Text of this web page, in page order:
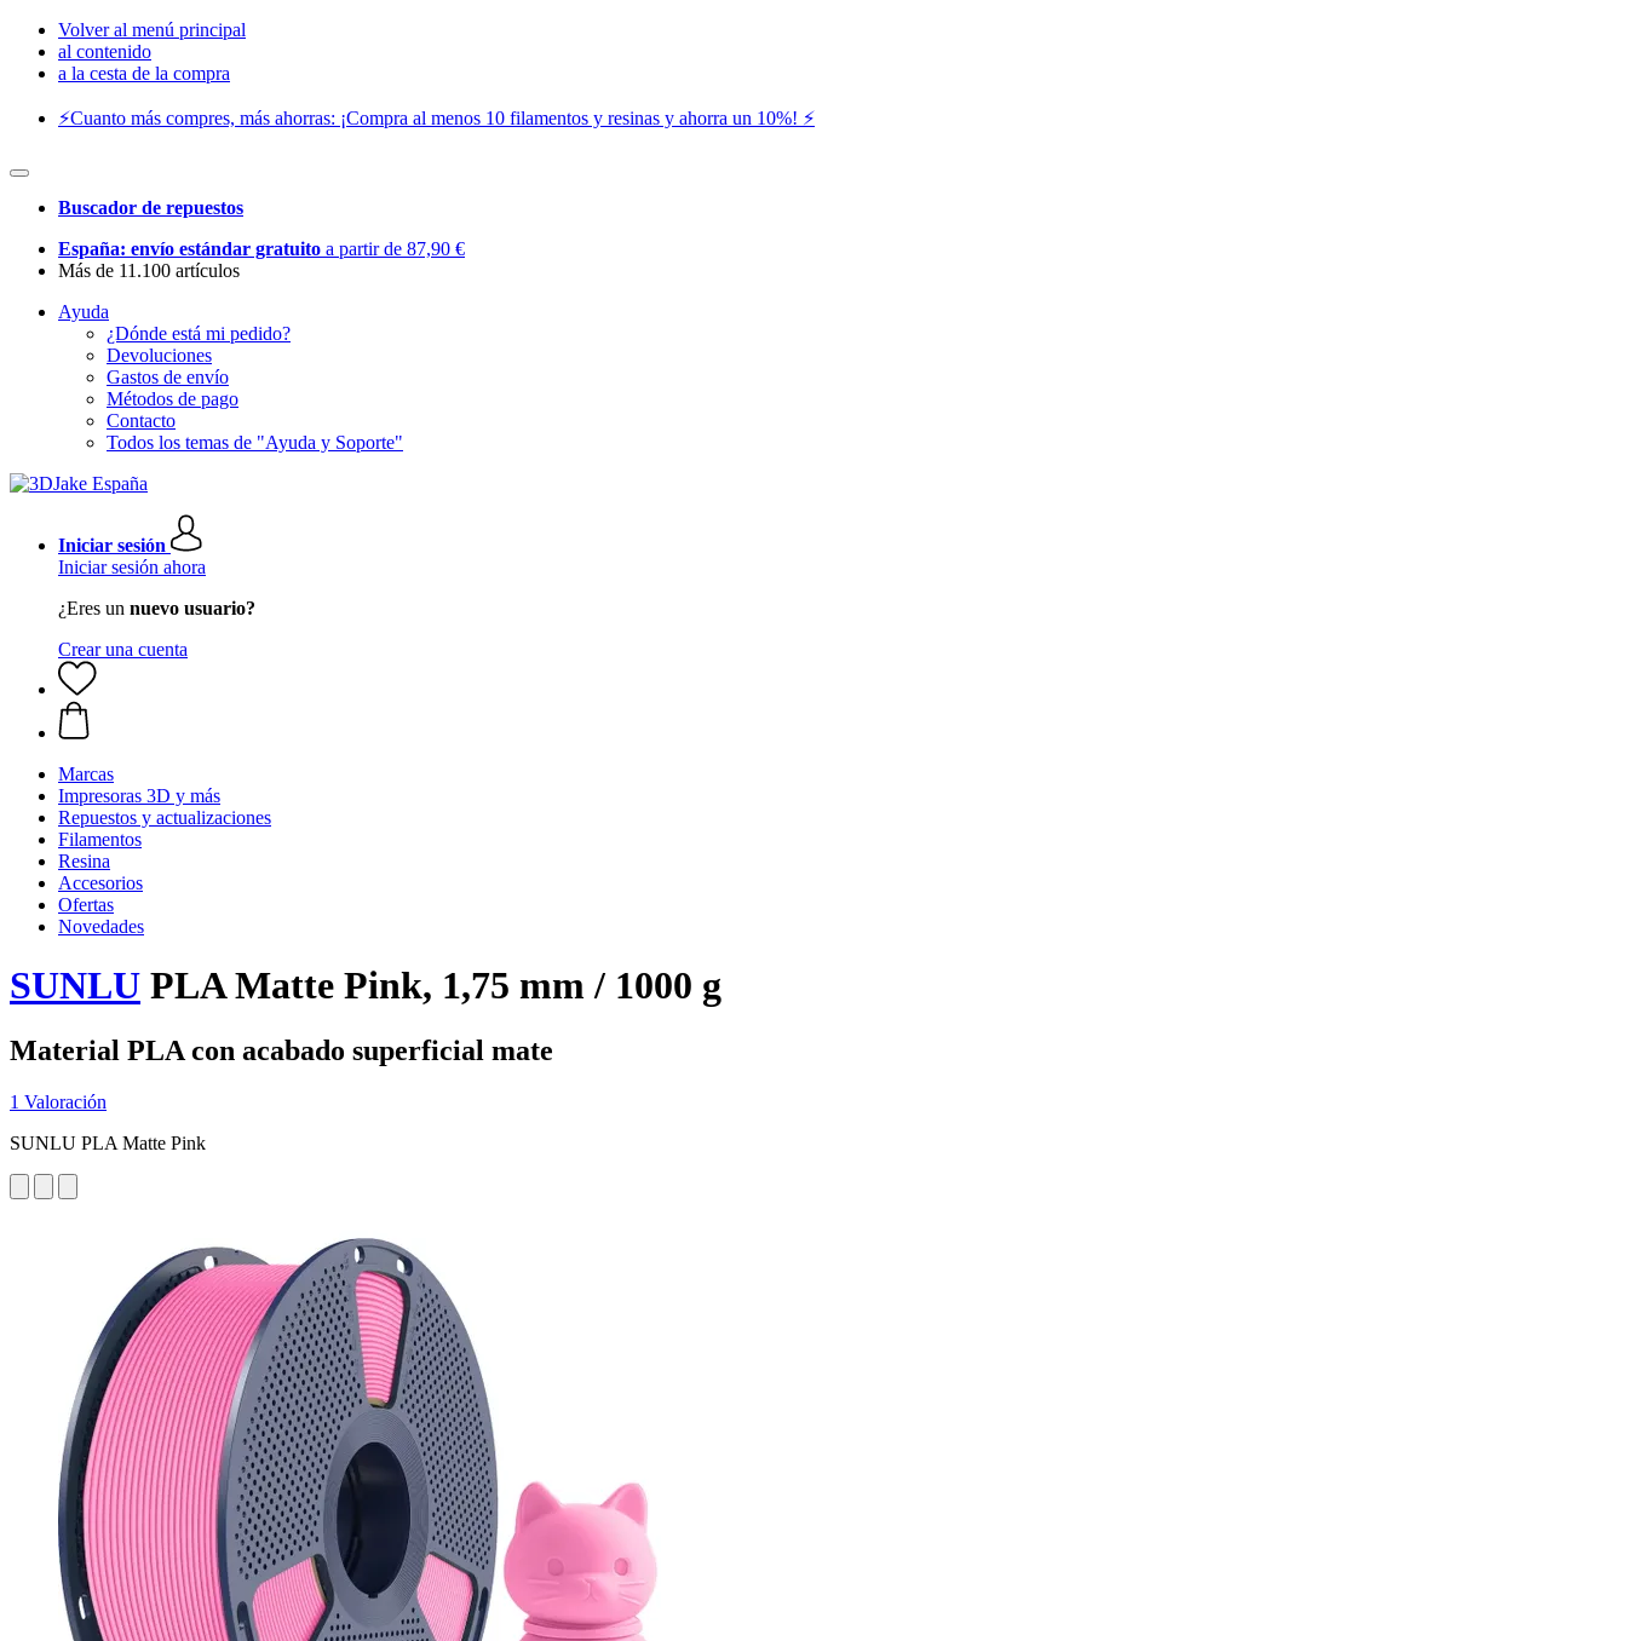
Volver al menú principal
al contenido
a la cesta de la compra
⚡️Cuanto más compres, más ahorras: ¡Compra al menos 10 filamentos y resinas y ahorra un 10%! ⚡️
Buscador de repuestos
España: envío estándar gratuito a partir de 87,90 €
Más de 11.100 artículos
Ayuda
¿Dónde está mi pedido?
Devoluciones
Gastos de envío
Métodos de pago
Contacto
Todos los temas de "Ayuda y Soporte"
Iniciar sesión
Iniciar sesión ahora
¿Eres un nuevo usuario?
Crear una cuenta
Marcas
Impresoras 3D y más
Repuestos y actualizaciones
Filamentos
Resina
Accesorios
Ofertas
Novedades
SUNLU PLA Matte Pink, 1,75 mm / 1000 g
Material PLA con acabado superficial mate
1 Valoración
SUNLU PLA Matte Pink